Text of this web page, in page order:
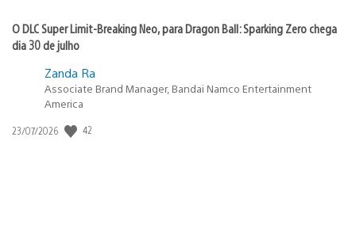
O DLC Super Limit-Breaking Neo, para Dragon Ball: Sparking Zero chega
dia 30 de julho
Zanda Ra
Associate Brand Manager, Bandai Namco Entertainment
America
Data
23/07/2026 42